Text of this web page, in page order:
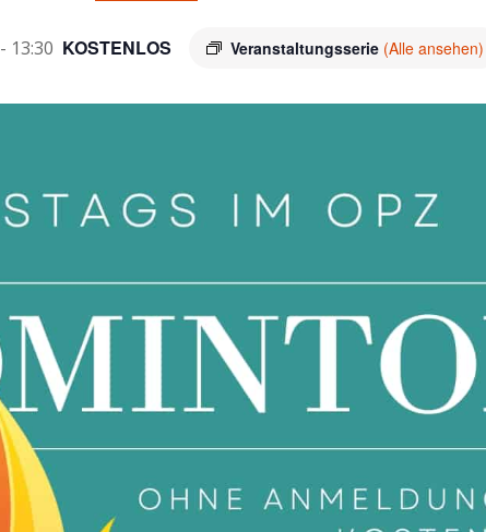
- 13:30 Veranstaltungsserie (Alle ansehen)
KOSTENLOS